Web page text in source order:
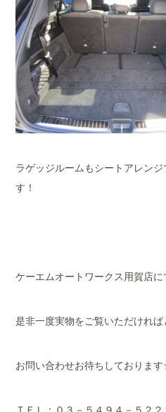
ラゲッジルームもシートアレン
す！
ケーエムオートワークス用賀店に
是非一度実物をご覧いただけれ
お問い合わせお待ちしておりま